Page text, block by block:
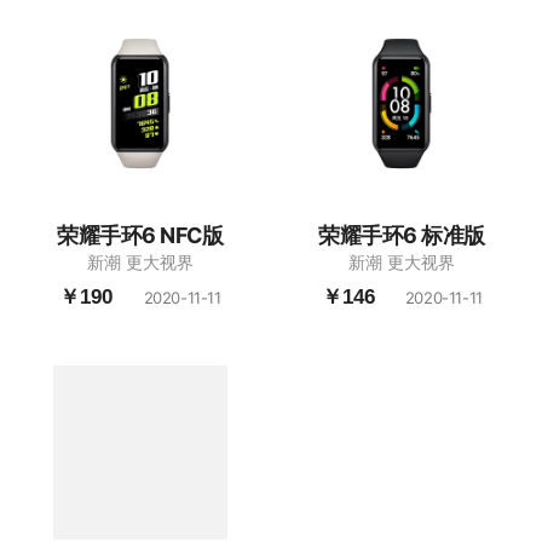
荣耀手环6 NFC版
新潮 更大视界
￥190 2020-11-11
荣耀手环6 标准版
新潮 更大视界
￥146 2020-11-11